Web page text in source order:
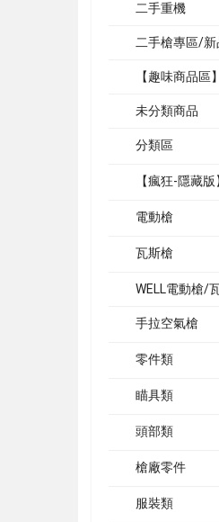
二手重機
二手槍專區/新
【趣味商品區】
未分類商品
分類區
【瘋狂-隱藏版
電動槍
瓦斯槍
WELL電動槍/
手拉空氣槍
零件類
瞄具類
頭部類
槍廠零件
服裝類